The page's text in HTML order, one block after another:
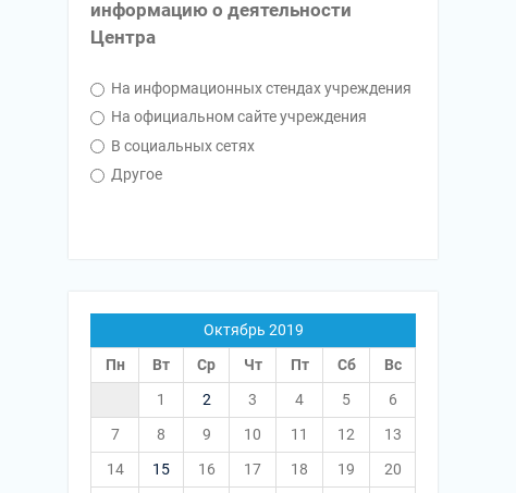
информацию о деятельности
Центра
На информационных стендах учреждения
На официальном сайте учреждения
В социальных сетях
Другое
Октябрь 2019
Пн
Вт Ср Чт Пт Сб
Вс
1
2 3 4 5
6
7
8 9 10 11 12
13
14
15 16 17 18 19
20